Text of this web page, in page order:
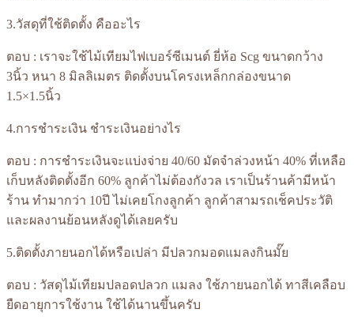
3.วัสดุที่ใช้ติดตั้ง คืออะไร
ตอบ : เราจะใช้ไม้เทียมไฟเบอร์ซีเมนต์ ยี่ห้อ Scg ขนาดกว้าง
3นิ้ว หนา 8 มิลลิเมตร ติดตั้งบนโครงเหล็กกล่องขนาด
1.5×1.5นิ้ว
4.การชำระเงิน ชำระเงินอย่างไร
ตอบ : การชำระเงินจะแบ่งจ่าย 40/60 มัดจำล่วงหน้า 40% ที่เหลือ
เก็บหลังติดตั้งอีก 60% ลูกค้าไม่ต้องกังวล เราเป็นร้านค้ามีหน้า
ร้าน ทำมากว่า 10ปี ไม่เคยโกงลูกค้า ลูกค้าสามรถเช็คประวัติ
และผลงานย้อนหลังดูได้เลยครับ
5.ติดตั้งภายนอกได้หรือเปล่า มีปลวกมอดแมลงกินมั๊ย
ตอบ : วัสดุไม้เทียมปลอดปลวก แมลง ใช้ภายนอกได้ ทาสีเคลือบ
ยืดอายุการใช้งาน ใช้ได้นานขึ้นครับ